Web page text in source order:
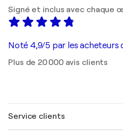
Signé et inclus avec chaque
Noté 4,9/5 par les acheteurs
Plus de 20 000 avis clients
Service clients